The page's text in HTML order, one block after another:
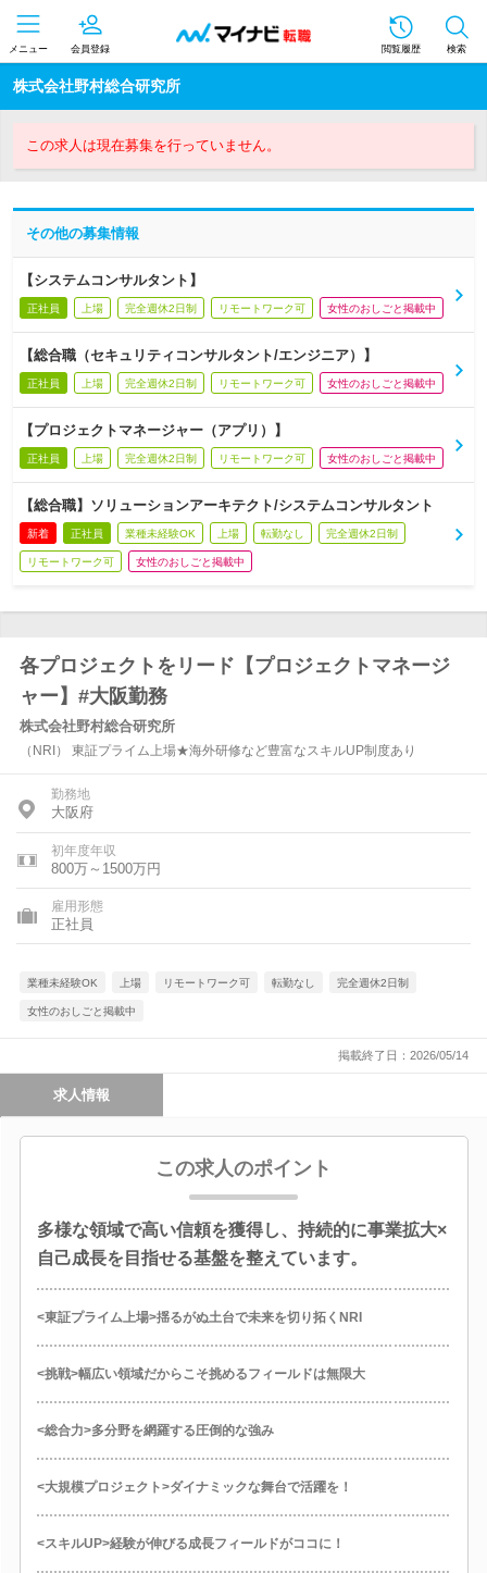
メニュー 会員登録 閲覧履歴 検索
株式会社野村総合研究所
この求人は現在募集を行っていません。
その他の募集情報
【システムコンサルタント】
正社員 上場 完全週休2日制 リモートワーク可 女性のおしごと掲載中
【総合職（セキュリティコンサルタント/エンジニア）】
正社員 上場 完全週休2日制 リモートワーク可 女性のおしごと掲載中
【プロジェクトマネージャー（アプリ）】
正社員 上場 完全週休2日制 リモートワーク可 女性のおしごと掲載中
【総合職】ソリューションアーキテクト/システムコンサルタント
新着 正社員 業種未経験OK 上場 転勤なし 完全週休2日制
リモートワーク可 女性のおしごと掲載中
各プロジェクトをリード【プロジェクトマネージ
ャー】#大阪勤務
株式会社野村総合研究所
（NRI） 東証プライム上場★海外研修など豊富なスキルUP制度あり
勤務地
大阪府
初年度年収
800万～1500万円
雇用形態
正社員
業種未経験OK 上場 リモートワーク可 転勤なし 完全週休2日制
女性のおしごと掲載中
掲載終了日：2026/05/14
求人情報
この求人のポイント
多様な領域で高い信頼を獲得し、持続的に事業拡大×
自己成長を目指せる基盤を整えています。
<東証プライム上場>揺るがぬ土台で未来を切り拓くNRI
<挑戦>幅広い領域だからこそ挑めるフィールドは無限大
<総合力>多分野を網羅する圧倒的な強み
<大規模プロジェクト>ダイナミックな舞台で活躍を！
<スキルUP>経験が伸びる成長フィールドがココに！